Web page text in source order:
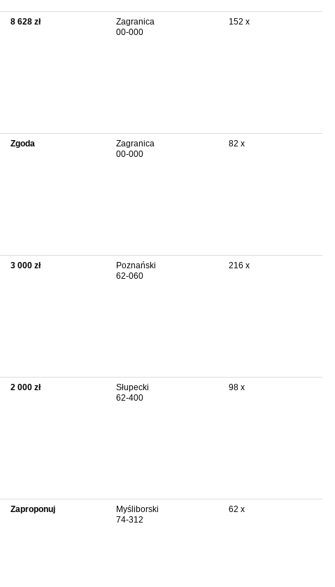
8 628 zł
Zagranica
00-000
152 x
Zgoda
Zagranica
00-000
82 x
3 000 zł
Poznański
62-060
216 x
2 000 zł
Słupecki
62-400
98 x
Zaproponuj
Myśliborski
74-312
62 x